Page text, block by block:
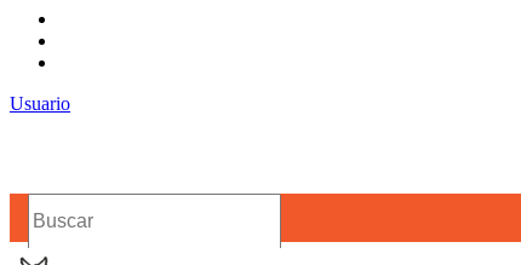
Usuario